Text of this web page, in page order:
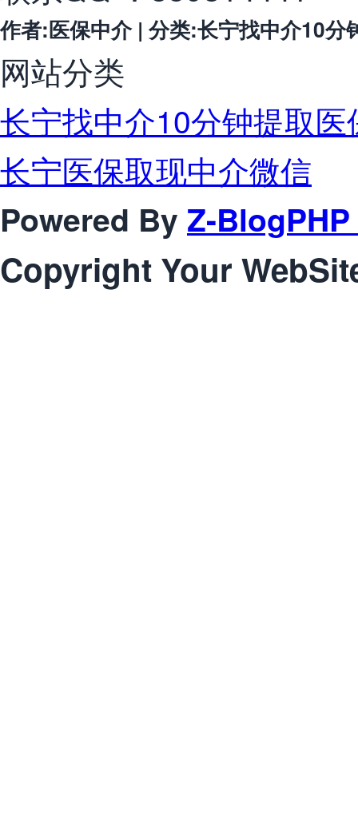
作者:医保中介 | 分类:长宁找中介10
网站分类
长宁找中介10分钟提取医
长宁医保取现中介微信
Powered By Z-
Copyright Your